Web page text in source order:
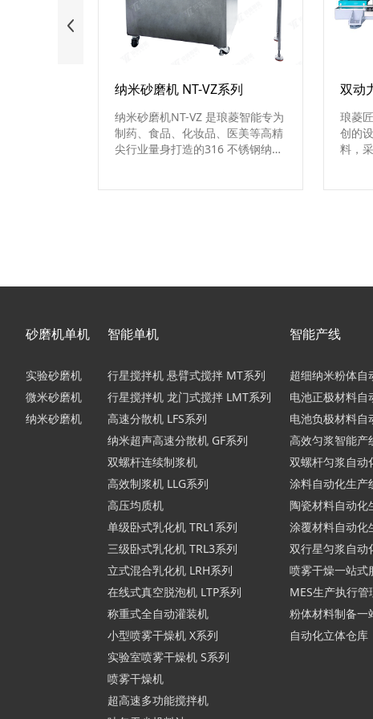
纳米砂磨机 NT-VZ系列
纳米砂磨机NT-VZ 是琅菱智能专为
制药、食品、化妆品、医美等高精
尖行业量身打造的316 不锈钢纳米
琅菱
创的
料，
砂磨机单机
实验砂磨机
微米砂磨机
纳米砂磨机
智能单机
行星搅拌机 悬臂式搅拌 MT系列
行星搅拌机 龙门式搅拌 LMT系列
高速分散机 LFS系列
纳米超声高速分散机 GF系列
双螺杆连续制浆机
高效制浆机 LLG系列
高压均质机
单级卧式乳化机 TRL1系列
三级卧式乳化机 TRL3系列
立式混合乳化机 LRH系列
在线式真空脱泡机 LTP系列
称重式全自动灌装机
小型喷雾干燥机 X系列
实验室喷雾干燥机 S系列
喷雾干燥机
超高速多功能搅拌机
智能产线
超细纳米粉体自
电池正极材料自
电池负极材料自
高效匀浆智能产
双螺杆匀浆自动
涂料自动化生产
陶瓷材料自动化
涂覆材料自动化
双行星匀浆自动
喷雾干燥一站式
MES生产执行管
粉体材料制备一
自动化立体仓库